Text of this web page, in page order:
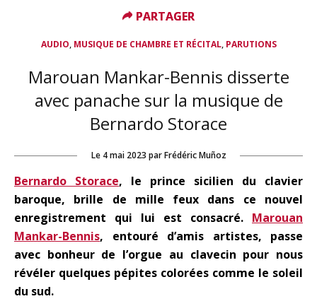
AUDIO, MUSIQUE DE CHAMBRE ET RÉCITAL, PARUTIONS
Marouan Mankar-Bennis disserte
avec panache sur la musique de
Bernardo Storace
Le 4 mai 2023 par Frédéric Muñoz
Bernardo Storace, le prince sicilien du clavier
baroque, brille de mille feux dans ce nouvel
enregistrement qui lui est consacré. Marouan
Mankar-Bennis, entouré d’amis artistes, passe
avec bonheur de l’orgue au clavecin pour nous
révéler quelques pépites colorées comme le soleil
du sud.
PARTAGER
PARTAGER